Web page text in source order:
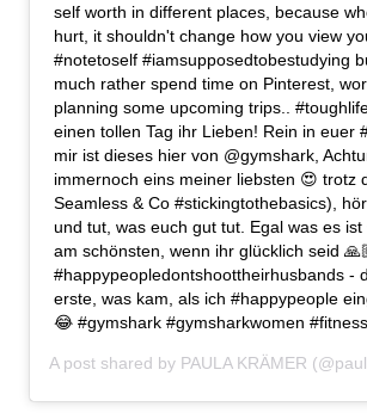
self worth in different places, because
hurt, it shouldn't change how you view
#notetoself #iamsupposedtobestudying
much rather spend time on Pinterest,
planning some upcoming trips.. #toughlife
einen tollen Tag ihr Lieben! Rein in euer
mir ist dieses hier von @gymshark,
immernoch eins meiner liebsten 😍 trotz
Seamless & Co #stickingtothebasics),
und tut, was euch gut tut. Egal was es
am schönsten, wenn ihr glücklich seid
#happypeopledontshoottheirhusbands -
erste, was kam, als ich #happypeople
😂 #gymshark #gymsharkwomen
A post shared by PAULA KRÄMER